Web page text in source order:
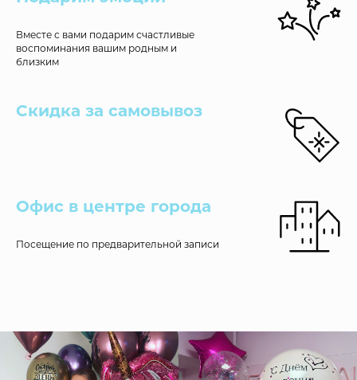
Вместе с вами подарим счастливые
воспоминания вашим родным и
близким
Скидка за самовывоз
Офис в центре города
Посещение по предварительной записи